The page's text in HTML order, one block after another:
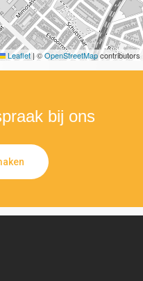
Leaflet | ©OpenStreetMapcontributors
bij ons